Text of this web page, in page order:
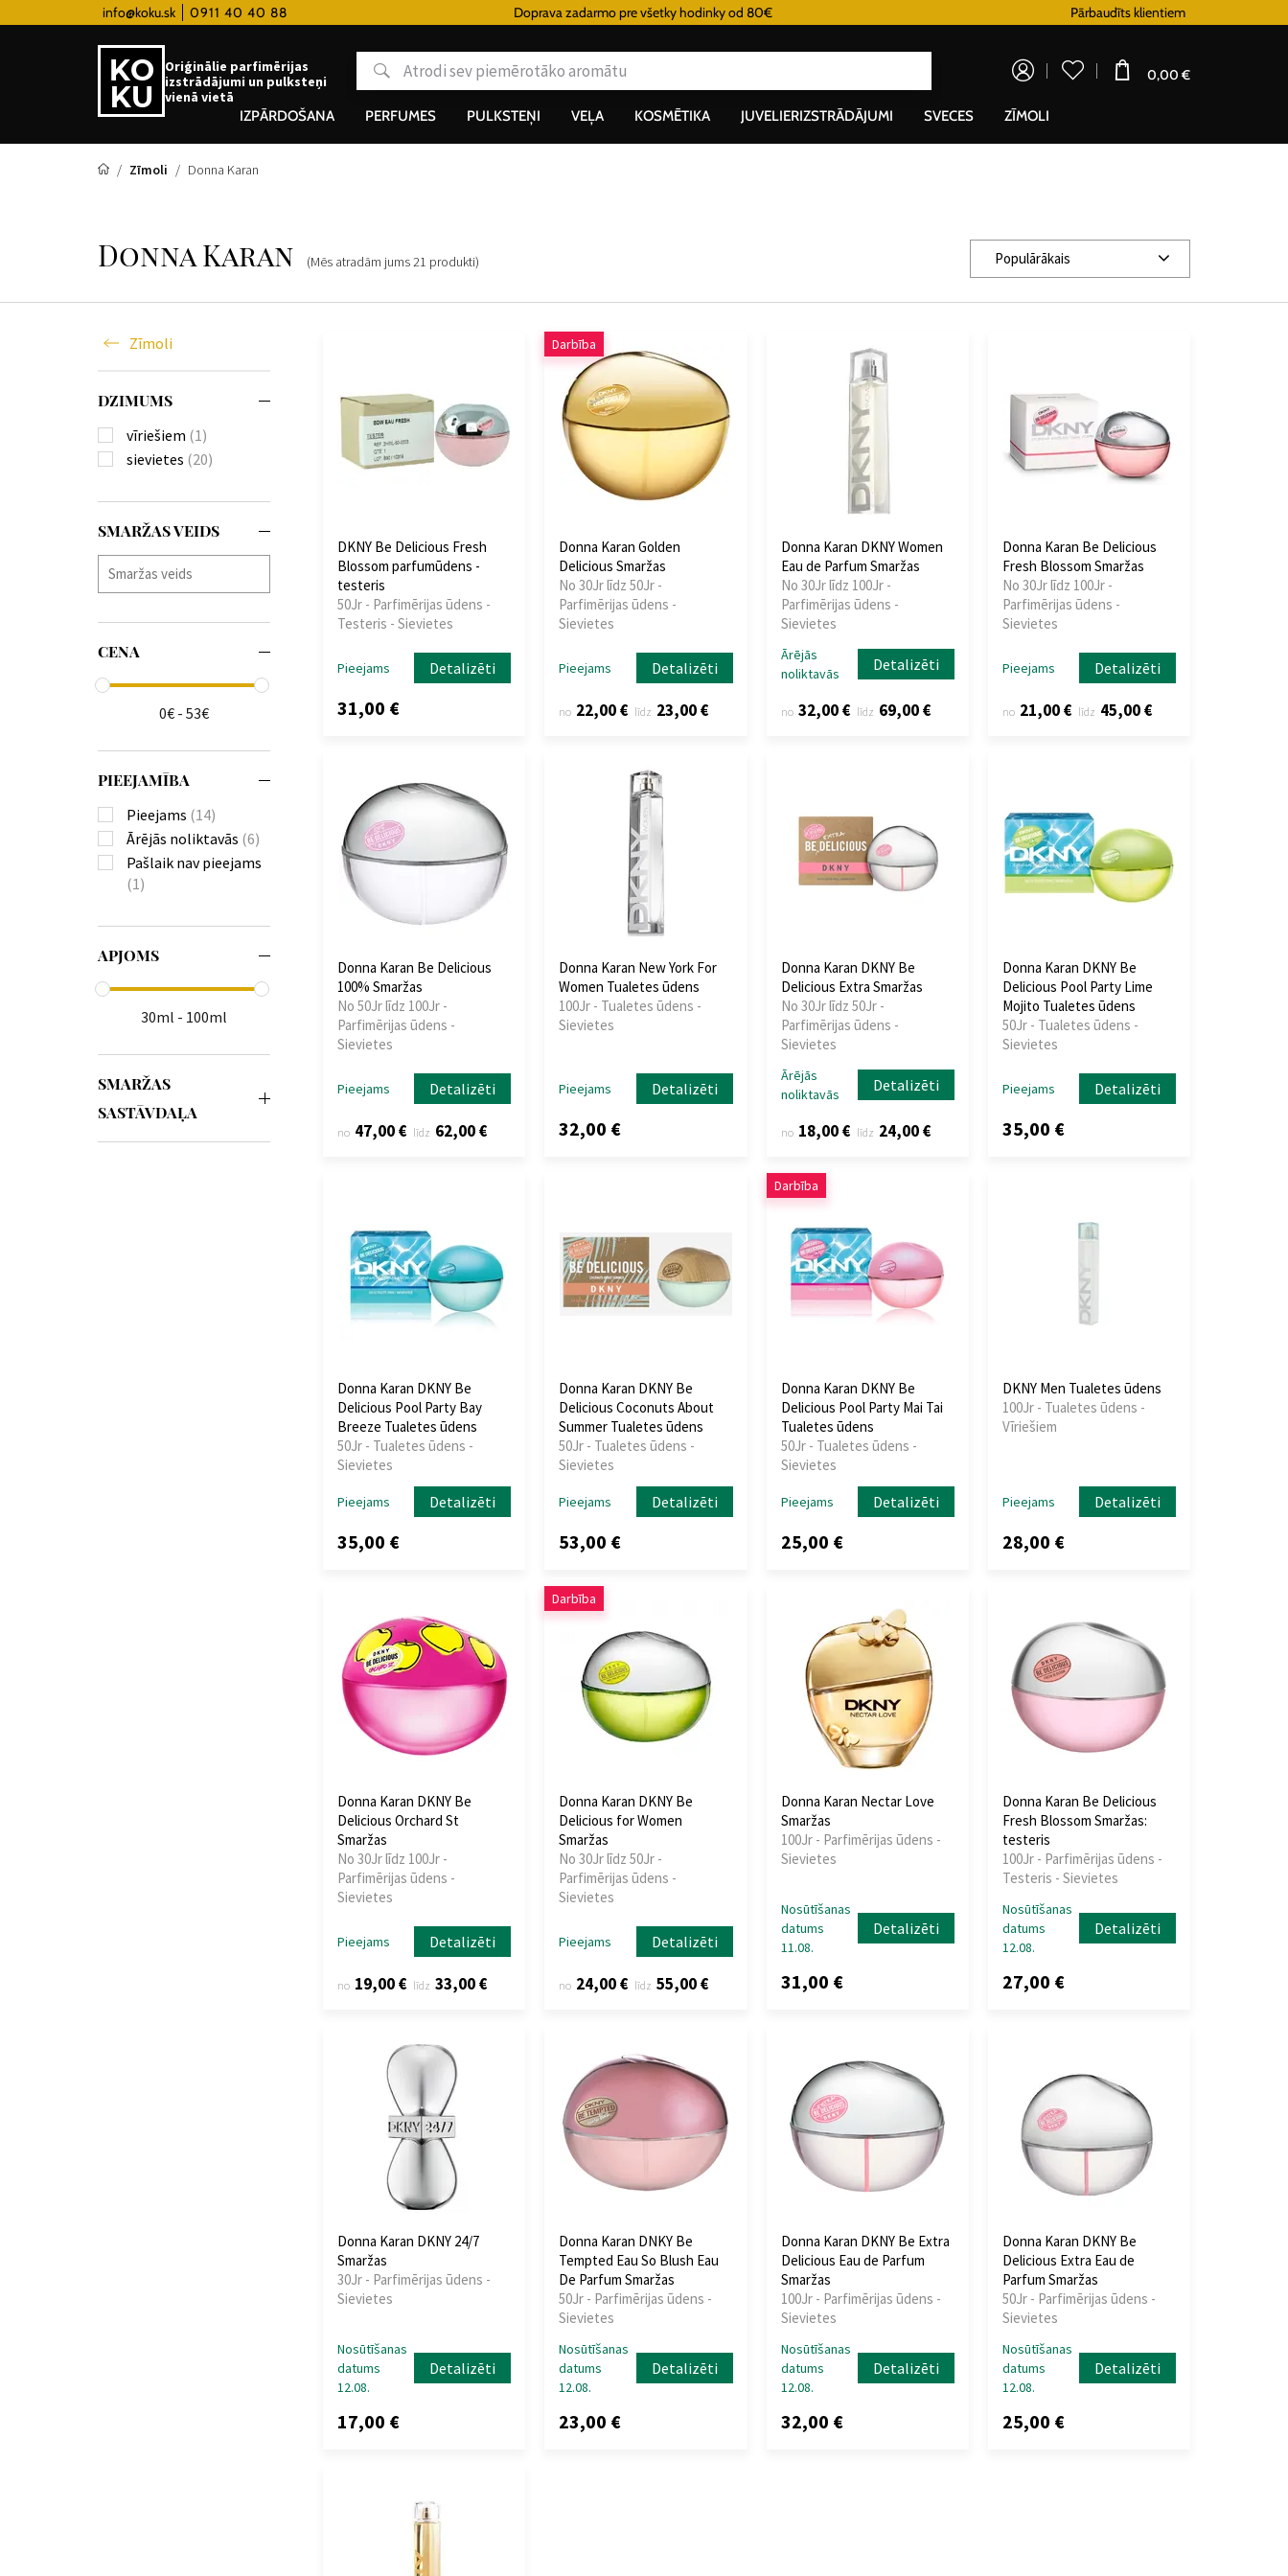
info@koku.sk 0911 40 40 88Lojalitātes programma Doprava zadarmo pre všetky hodinky od 80€ Pārbaudīts klientiem
Oriģinālie parfimērijas
izstrādājumi un pulksteņi
vienā vietā
0,00 €
IZPĀRDOŠANA PERFUMES PULKSTEŅI VEĻA KOSMĒTIKA JUVELIERIZSTRĀDĀJUMI SVECES ZĪMOLI
Zīmoli Donna Karan
Donna Karan (Mēs atradām jums21 produkti) Populārākais
Zīmoli
DZIMUMS
vīriešiem (1)
sievietes (20)
SMARŽAS VEIDS
CENA
0€ - 53€
PIEEJAMĪBA
Pieejams (14)
Ārējās noliktavās (6)
Pašlaik nav pieejams
(1)
APJOMS
30ml - 100ml
SMARŽAS
SASTĀVDAĻA
DKNY Be Delicious Fresh
Blossom parfumūdens -
testeris
50Jr - Parfimērijas ūdens -
Testeris - Sievietes
Pieejams Detalizēti
31,00 €
Darbība
Donna Karan Golden
Delicious Smaržas
No 30Jr līdz 50Jr -
Parfimērijas ūdens -
Sievietes
Pieejams Detalizēti
no 22,00 € līdz 23,00 €
Donna Karan DKNY Women
Eau de Parfum Smaržas
No 30Jr līdz 100Jr -
Parfimērijas ūdens -
Sievietes
Ārējās
noliktavās
Detalizēti
no 32,00 € līdz 69,00 €
Donna Karan Be Delicious
Fresh Blossom Smaržas
No 30Jr līdz 100Jr -
Parfimērijas ūdens -
Sievietes
Pieejams Detalizēti
no 21,00 € līdz 45,00 €
Donna Karan Be Delicious
100% Smaržas
No 50Jr līdz 100Jr -
Parfimērijas ūdens -
Sievietes
Pieejams Detalizēti
no 47,00 € līdz 62,00 €
Donna Karan New York For
Women Tualetes ūdens
100Jr - Tualetes ūdens -
Sievietes
Pieejams Detalizēti
32,00 €
Donna Karan DKNY Be
Delicious Extra Smaržas
No 30Jr līdz 50Jr -
Parfimērijas ūdens -
Sievietes
Ārējās
noliktavās
Detalizēti
no 18,00 € līdz 24,00 €
Donna Karan DKNY Be
Delicious Pool Party Lime
Mojito Tualetes ūdens
50Jr - Tualetes ūdens -
Sievietes
Pieejams Detalizēti
35,00 €
Donna Karan DKNY Be
Delicious Pool Party Bay
Breeze Tualetes ūdens
50Jr - Tualetes ūdens -
Sievietes
Pieejams Detalizēti
35,00 €
Donna Karan DKNY Be
Delicious Coconuts About
Summer Tualetes ūdens
50Jr - Tualetes ūdens -
Sievietes
Pieejams Detalizēti
53,00 €
Darbība
Donna Karan DKNY Be
Delicious Pool Party Mai Tai
Tualetes ūdens
50Jr - Tualetes ūdens -
Sievietes
Pieejams Detalizēti
25,00 €
DKNY Men Tualetes ūdens
100Jr - Tualetes ūdens -
Vīriešiem
Pieejams Detalizēti
28,00 €
Donna Karan DKNY Be
Delicious Orchard St
Smaržas
No 30Jr līdz 100Jr -
Parfimērijas ūdens -
Sievietes
Pieejams Detalizēti
no 19,00 € līdz 33,00 €
Darbība
Donna Karan DKNY Be
Delicious for Women
Smaržas
No 30Jr līdz 50Jr -
Parfimērijas ūdens -
Sievietes
Pieejams Detalizēti
no 24,00 € līdz 55,00 €
Donna Karan Nectar Love
Smaržas
100Jr - Parfimērijas ūdens -
Sievietes
Nosūtīšanas
datums
11.08.
Detalizēti
31,00 €
Donna Karan Be Delicious
Fresh Blossom Smaržas:
testeris
100Jr - Parfimērijas ūdens -
Testeris - Sievietes
Nosūtīšanas
datums
12.08.
Detalizēti
27,00 €
Donna Karan DKNY 24/7
Smaržas
30Jr - Parfimērijas ūdens -
Sievietes
Nosūtīšanas
datums
12.08.
Detalizēti
17,00 €
Donna Karan DNKY Be
Tempted Eau So Blush Eau
De Parfum Smaržas
50Jr - Parfimērijas ūdens -
Sievietes
Nosūtīšanas
datums
12.08.
Detalizēti
23,00 €
Donna Karan DKNY Be Extra
Delicious Eau de Parfum
Smaržas
100Jr - Parfimērijas ūdens -
Sievietes
Nosūtīšanas
datums
12.08.
Detalizēti
32,00 €
Donna Karan DKNY Be
Delicious Extra Eau de
Parfum Smaržas
50Jr - Parfimērijas ūdens -
Sievietes
Nosūtīšanas
datums
12.08.
Detalizēti
25,00 €